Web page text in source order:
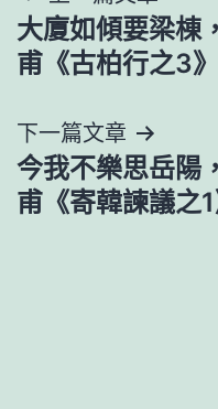
章
覽
大廈如傾要梁棟
甫《古柏行之3》
下一篇文章
今我不樂思岳陽
甫《寄韓諫議之1